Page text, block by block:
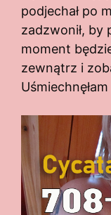
podjechał po
zadzwonił, by
moment
zewnątrz i